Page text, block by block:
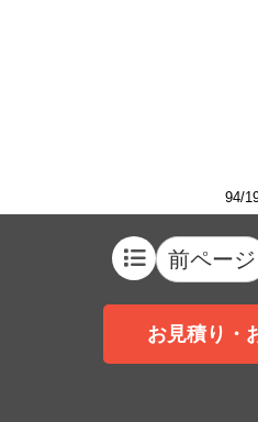
94/
前ページ
お見積り・